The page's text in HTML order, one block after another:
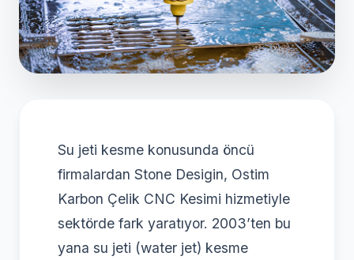
Su jeti kesme konusunda öncü
firmalardan Stone Desigin, Ostim
Karbon Çelik CNC Kesimi hizmetiyle
sektörde fark yaratıyor. 2003’ten bu
yana su jeti (water jet) kesme